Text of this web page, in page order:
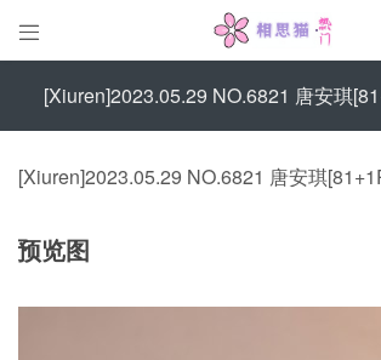

[Xiuren]2023.05.29 NO.6821 唐安琪
[Xiuren]2023.05.29 NO.6821 唐安琪
预览图